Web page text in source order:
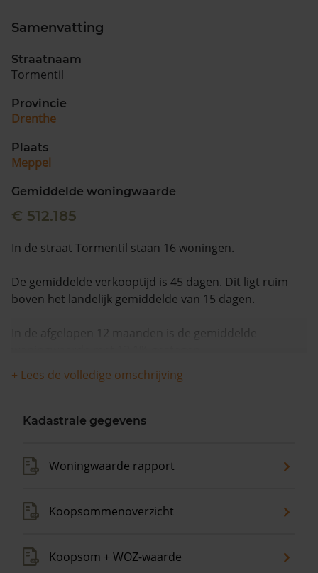
Samenvatting
Straatnaam
Tormentil
Provincie
Drenthe
Plaats
Meppel
Gemiddelde woningwaarde
€ 512.185
In de straat Tormentil staan 16 woningen.
De gemiddelde verkooptijd is 45 dagen. Dit ligt ruim
boven het landelijk gemiddelde van 15 dagen.
In de afgelopen 12 maanden is de gemiddelde
+ Lees de volledige omschrijving
Kadastrale gegevens
Woningwaarde rapport
Koopsommenoverzicht
Koopsom + WOZ-waarde